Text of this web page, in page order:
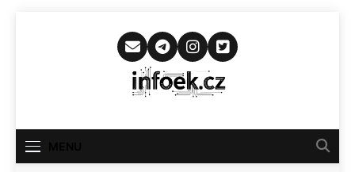
Infoek.cz
Novinkám